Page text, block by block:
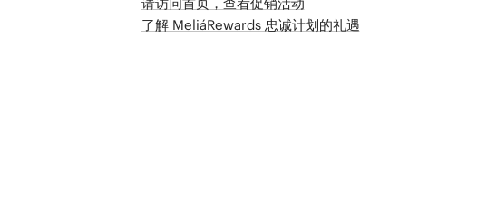
了解 MeliáRewards 忠诚计划的礼遇